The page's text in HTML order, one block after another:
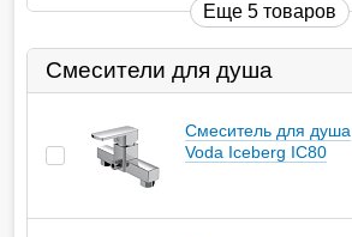
Еще 5 товаров
Смесители для душа
Смеситель для душа
Voda Iceberg IC80